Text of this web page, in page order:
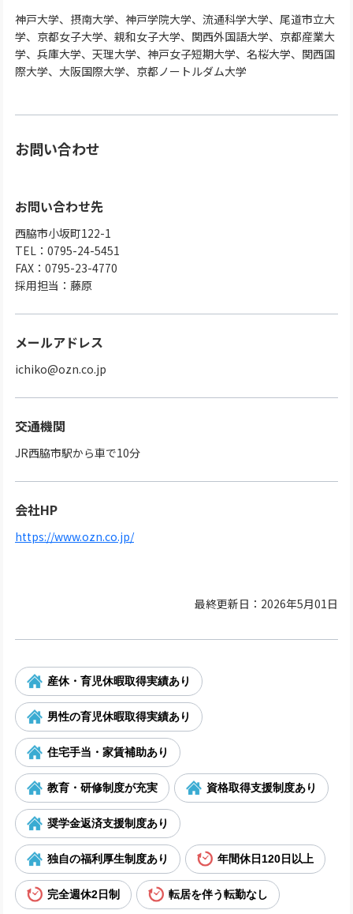
神戸大学、摂南大学、神戸学院大学、流通科学大学、尾道市立大
学、京都女子大学、親和女子大学、関西外国語大学、京都産業大
学、兵庫大学、天理大学、神戸女子短期大学、名桜大学、関西国
際大学、大阪国際大学、京都ノートルダム大学
お問い合わせ
お問い合わせ先
西脇市小坂町122-1
TEL：0795-24-5451
FAX：0795-23-4770
採用担当：藤原
メールアドレス
ichiko@ozn.co.jp
交通機関
JR西脇市駅から車で10分
会社HP
https://www.ozn.co.jp/
最終更新日：2026年5月01日
産休・育児休暇取得実績あり
男性の育児休暇取得実績あり
住宅手当・家賃補助あり
教育・研修制度が充実 資格取得支援制度あり
奨学金返済支援制度あり
独自の福利厚生制度あり 年間休日120日以上
完全週休2日制 転居を伴う転勤なし